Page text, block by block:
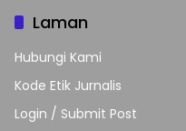
Laman
Hubungi Kami
Kode Etik Jurnalis
Login / Submit Post